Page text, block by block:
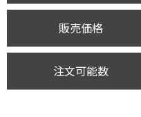
販売価格
注文可能数